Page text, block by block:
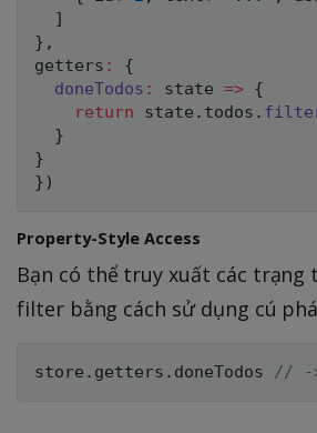
]
} ,
getters :
{
doneTodos : state => {
return state . todos .
}
}
} )
Property-Style Access
Bạn có thể truy xuất các trạng
filter bằng cách sử dụng cú
store . getters . doneTodos // -